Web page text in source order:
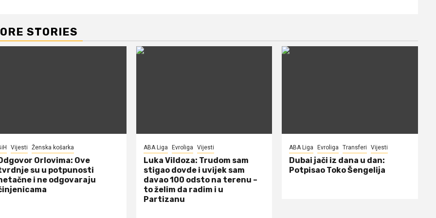
STORIES
Vijesti Ženska košarka
Orlovima: ​Ove
su u potpunosti
i ne odgovaraju
ABA Liga Evroliga Vijesti
Luka Vildoza: Trudom sam
stigao dovde i uvijek sam
davao 100 odsto na terenu –
to želim da radim i u
Partizanu
ABA Liga Evroliga Transferi Vijesti
Dubai jači iz dana u dan:
Potpisao Toko Šengelija